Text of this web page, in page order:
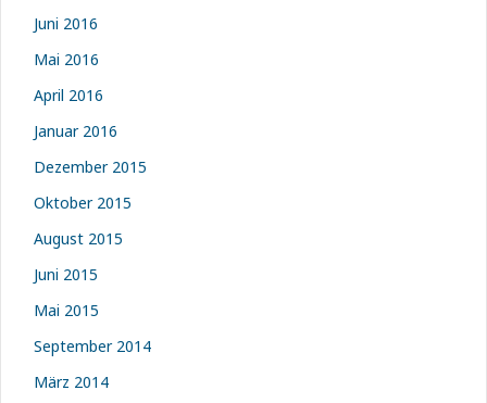
Juni 2016
Mai 2016
April 2016
Januar 2016
Dezember 2015
Oktober 2015
August 2015
Juni 2015
Mai 2015
September 2014
März 2014